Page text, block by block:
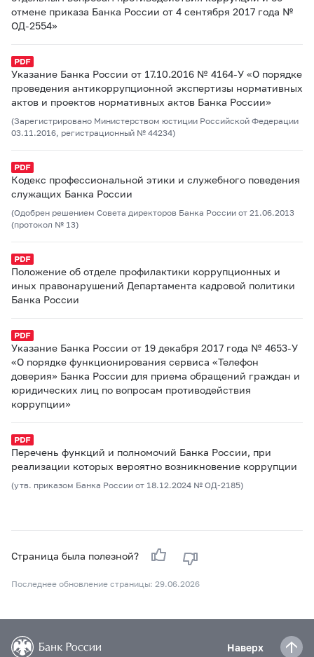
отмене приказа Банка России от 4 сентября 2017 года №
ОД-2554»
Указание Банка России от 17.10.2016 № 4164-У «О порядке
проведения антикоррупционной экспертизы нормативных
актов и проектов нормативных актов Банка России»
(Зарегистрировано Министерством юстиции Российской Федерации
03.11.2016, регистрационный № 44234)
Кодекс профессиональной этики и служебного поведения
служащих Банка России
(Одобрен решением Совета директоров Банка России от 21.06.2013
(протокол № 13)
Положение об отделе профилактики коррупционных и
иных правонарушений Департамента кадровой политики
Банка России
Указание Банка России от 19 декабря 2017 года № 4653-У
«О порядке функционирования сервиса «Телефон
доверия» Банка России для приема обращений граждан и
юридических лиц по вопросам противодействия
коррупции»
Перечень функций и полномочий Банка России, при
реализации которых вероятно возникновение коррупции
(утв. приказом Банка России от 18.12.2024 № ОД-2185)
Страница была полезной?
Последнее обновление страницы: 29.06.2026
Наверх